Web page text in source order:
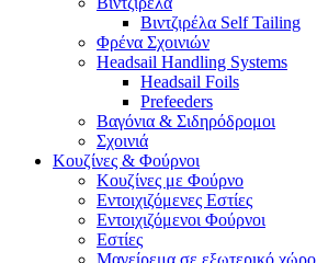
Βιντζιρέλα Self Tailing
Φρένα Σχοινιών
Headsail Handling Systems
Headsail Foils
Prefeeders
Βαγόνια & Σιδηρόδρομοι
Σχοινιά
Κουζίνες & Φούρνοι
Κουζίνες με Φούρνο
Εντοιχιζόμενες Εστίες
Εντοιχιζόμενοι Φούρνοι
Εστίες
Μαγείρεμα σε εξωτερικό χώρο